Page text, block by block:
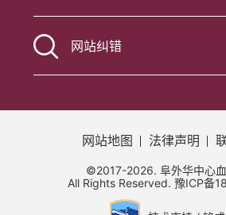
网站纠错
网站地图 法律声明
©2017-2026. 阜外华中心
All Rights Reserved. 豫ICP备